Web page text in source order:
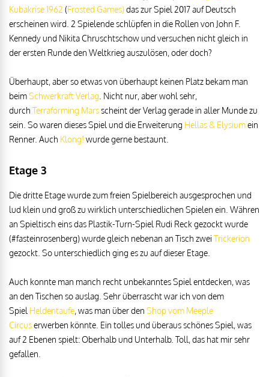
Kubakrise 1962 (Frosted Games)das zur Spiel 2017 auf Deutsch
erscheinen wird. 2 Spielende schlüpfen in die Rollen von John F.
Kennedy und Nikita Chruschtschow und versuchen nicht gleich in
der ersten Runde den Weltkrieg auszulösen, oder doch?
Überhaupt, aber so etwas von überhaupt keinen Platz bekam man
beimSchwerkraft Verlag . Nicht nur, aber wohl sehr,
durch Terraforming Marsscheint der Verlag gerade in aller Munde zu
sein. So waren dieses Spiel und die Erweiterung Hellas & Elysiumein
Renner. Auch Klong! wurde gerne bestaunt.
Etage 3
Die dritte Etage wurde zum freien Spielbereich ausgesprochen und
lud klein und groß zu wirklich unterschiedlichen Spielen ein. Währen
an Spieltisch eins das Plastik-Turn-Spiel Rudi Reck gezockt wurde
(#fasteinrosenberg) wurde gleich nebenan an Tisch zwei Trickerion
gezockt. So unterschiedlich ging es zu auf dieser Etage.
Auch konnte man manch recht unbekanntes Spiel entdecken, was
an den Tischen so auslag. Sehr überrascht war ich von dem
Spiel Heldentaufe, was man über den Shop vom Meeple
Circuserwerben könnte. Ein tolles und überaus schönes Spiel, was
auf 2 Ebenen spielt: Oberhalb und Unterhalb. Toll, das hat mir sehr
gefallen.